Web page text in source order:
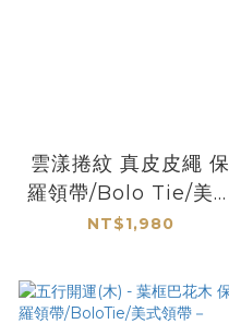
雲漾捲紋 真皮皮繩 保
羅領帶/Bolo Tie/美式
領帶 - 新品
NT$1,980